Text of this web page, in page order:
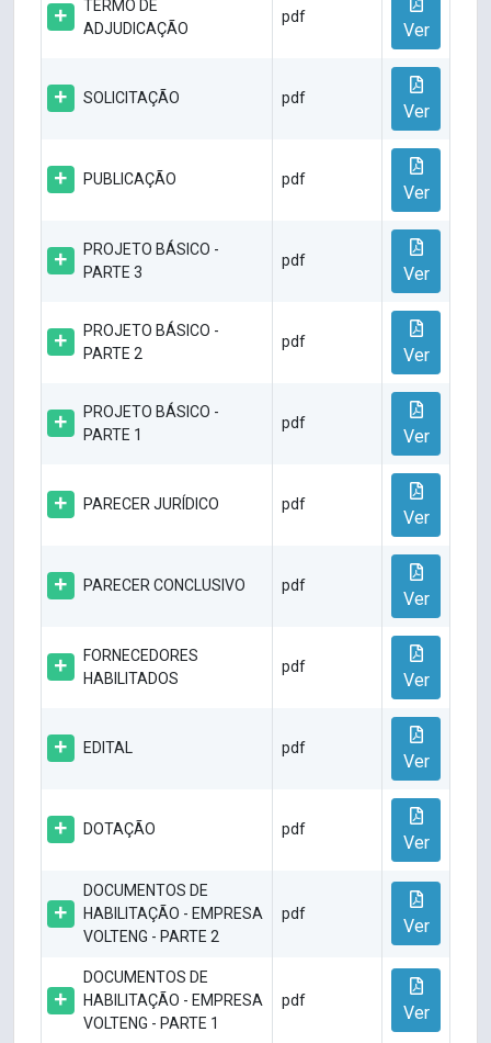
TERMO DE
ADJUDICAÇÃO
pdf
Ver
SOLICITAÇÃO pdf
Ver
PUBLICAÇÃO pdf
Ver
PROJETO BÁSICO -
PARTE 3
pdf
Ver
PROJETO BÁSICO -
PARTE 2
pdf
Ver
PROJETO BÁSICO -
PARTE 1
pdf
Ver
PARECER JURÍDICO pdf
Ver
PARECER CONCLUSIVO pdf
Ver
FORNECEDORES
HABILITADOS
pdf
Ver
EDITAL pdf
Ver
DOTAÇÃO pdf
Ver
DOCUMENTOS DE
HABILITAÇÃO - EMPRESA
VOLTENG - PARTE 2
pdf
Ver
DOCUMENTOS DE
HABILITAÇÃO - EMPRESA
VOLTENG - PARTE 1
pdf
Ver